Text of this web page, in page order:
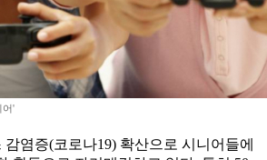
어'
염증(코로나19) 확산으로 시니어들에